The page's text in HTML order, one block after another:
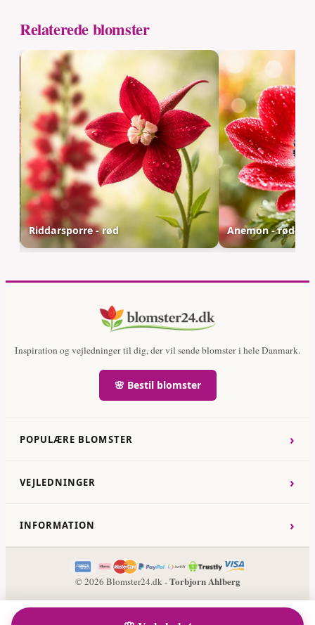
Relaterede blomster
Riddarsporre - rød Anemon - rød
Inspiration og vejledninger til dig, der vil sende blomster i hele Danmark.
🌸 Bestil blomster
POPULÆRE BLOMSTER ›
VEJLEDNINGER ›
INFORMATION ›
© 2026 Blomster24.dk -Torbjorn Ahlberg